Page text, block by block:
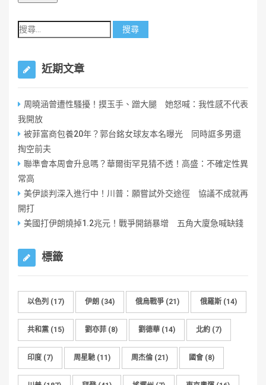
近期文章
周曉涵曾遭性騷擾！摸玉手、蹭大腿 她怒喊：我性感不代表
我開放
被菲富商包養20年？郭台銘女球友本名曝光 同時誆多男還
掏空前夫
聯準會本周會升息嗎？華爾街罕見猜不透！高盛：不確定性異
常高
美伊談判深入進行中！川普：願嘗試外交途徑 協議不成就再
開打
美國打伊朗燒掉1.2兆元！戰爭開銷暴增 五角大廈急喊缺錢
標籤
以色列 (17) 伊朗 (34) 俄烏戰爭 (21) 俄羅斯 (14)
共和黨 (15) 劉亦菲 (8) 劉德華 (14) 北約 (7)
印度 (7) 周星馳 (11) 周杰倫 (21) 國會 (8)